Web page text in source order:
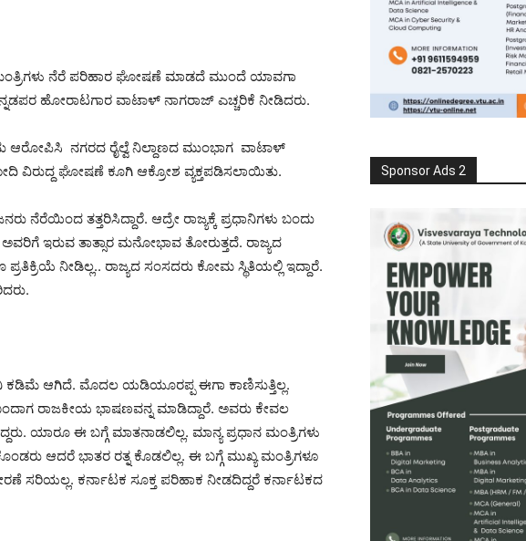
ನೆರೆ ಪರಿಹಾರ ಘೋಷಣೆ ಮಾಡದೆ ಮುಂದೆ ಯಾವಗಾ
ಹೋರಾಟಗಾರ ವಾಟಾಳ್ ನಾಗರಾಜ್ ಎಚ್ಚರಿಕೆ ನೀಡಿದರು.
ಆರೋಪಿಸಿ ನಗರದ ರೈಲ್ವೆ ನಿಲ್ದಾಣದ ಮುಂಭಾಗ ವಾಟಾಳ್
ವಿರುದ್ದ ಘೋಷಣೆ ಕೂಗಿ ಆಕ್ರೋಶ ವ್ಯಕ್ತಪಡಿಸಲಾಯಿತು.
ನೆರೆಯಿಂದ ತತ್ತರಿಸಿದ್ದಾರೆ. ಆದ್ರೇ ರಾಜ್ಯಕ್ಕೆ ಪ್ರಧಾನಿಗಳು ಬಂದು
ಇರುವ ತಾತ್ಸಾರ ಮನೋಭಾವ ತೋರುತ್ತದೆ. ರಾಜ್ಯದ
ನೀಡಿಲ್ಲ.. ರಾಜ್ಯದ ಸಂಸದರು ಕೋಮ ಸ್ಥಿತಿಯಲ್ಲಿ ಇದ್ದಾರೆ.
ಆಗಿದೆ. ಮೊದಲ ಯಡಿಯೂರಪ್ಪ ಈಗಾ ಕಾಣಿಸುತ್ತಿಲ್ಲ.
ರಾಜಕೀಯ ಭಾಷಣವನ್ನ ಮಾಡಿದ್ದಾರೆ. ಅವರು ಕೇವಲ
ಯಾರೂ ಈ ಬಗ್ಗೆ ಮಾತನಾಡಲಿಲ್ಲ. ಮಾನ್ಯ ಪ್ರಧಾನ ಮಂತ್ರಿಗಳು
ಆದರೆ ಭಾತರ ರತ್ನ‌ ಕೊಡಲಿಲ್ಲ. ಈ ಬಗ್ಗೆ ಮುಖ್ಯ ಮಂತ್ರಿಗಳೂ
ಸರಿಯಲ್ಲ. ಕರ್ನಾಟಕ ಸೂಕ್ತ ಪರಿಹಾಕ ನೀಡದಿದ್ದರೆ ಕರ್ನಾಟಕದ
Sponsor Ads 2